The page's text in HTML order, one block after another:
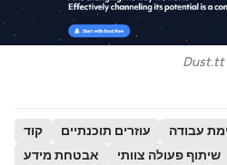
Dust.tt
קוד עוזרים תוכנתיים
עבודה
אבטחת מידע
שיתוף פעולה צוותי